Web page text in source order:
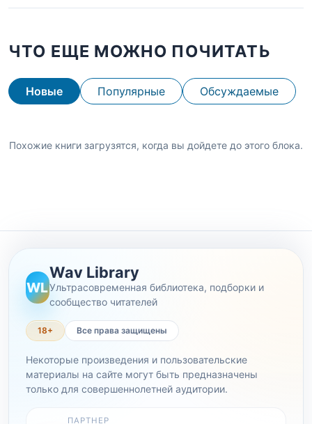
ЧТО ЕЩЕ МОЖНО ПОЧИТАТЬ
Новые Популярные Обсуждаемые
Похожие книги загрузятся, когда вы дойдете до этого блока.
WL
Wav Library
Ультрасовременная библиотека, подборки и
сообщество читателей
18+ Все права защищены
Некоторые произведения и пользовательские
материалы на сайте могут быть предназначены
только для совершеннолетней аудитории.
ПАРТНЕР